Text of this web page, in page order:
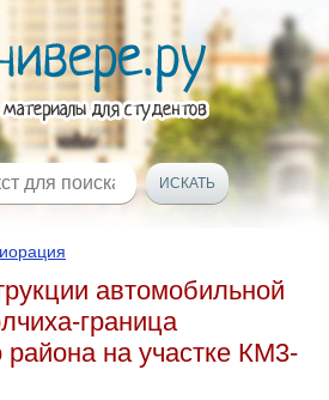
автомобильной
граница
района на участке КМ3-